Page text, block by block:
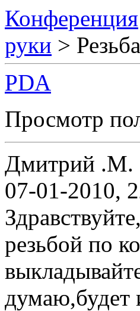
Конференция
руки >
PDA
Просмотр
Дмитрий .М.
07-01-2010,
резьбой по
думаю,будет